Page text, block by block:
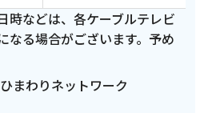
年3月19日
コチャン】亮と優の静
などは、各ケーブルテレビ
なる場合がございます。予め
まわりネットワーク